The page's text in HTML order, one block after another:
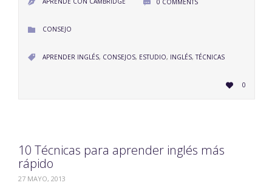
  0 COMMENTS
 CATEGORY
CONSEJO
 CATEGORY
APRENDER INGLÉS, CONSEJOS, ESTUDIO, INGLÉS,TÉCNICAS
 LOVE
IT0
10 Técnicas para aprender inglés más
rápido
27 MAYO, 2013